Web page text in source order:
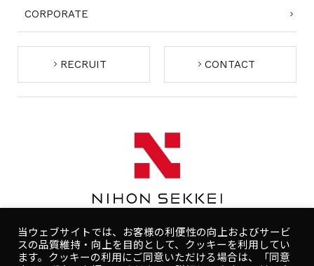
CORPORATE
RECRUIT CONTACT
当ウェブサイトでは、お客様の利便性の向上およびサービ
スの品質維持・向上を目的として、クッキーを利用してい
ます。クッキーの利用にご同意いただける場合は、「同意